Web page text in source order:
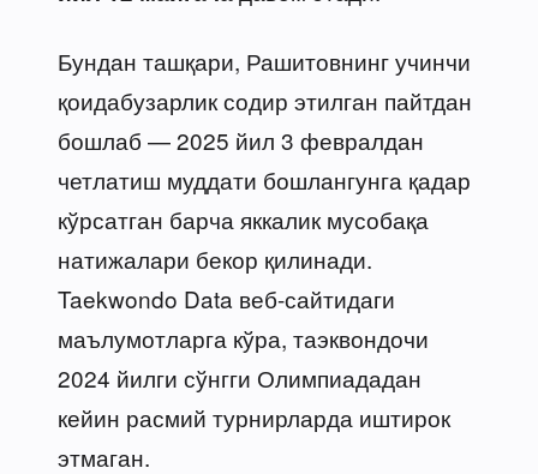
Бундан ташқари, Рашитовнинг учинчи
қоидабузарлик содир этилган пайтдан
бошлаб — 2025 йил 3 февралдан
четлатиш муддати бошлангунга қадар
кўрсатган барча яккалик мусобақа
натижалари бекор қилинади.
Taekwondo Data веб-сайтидаги
маълумотларга кўра, таэквондочи
2024 йилги сўнгги Олимпиададан
кейин расмий турнирларда иштирок
этмаган.